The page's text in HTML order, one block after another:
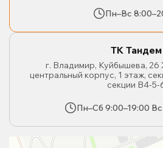
Пн–Вс
ТК Тандем
г. Владимир, Куйбышева,
центральный корпус, 1 этаж,
секции В4-5-
Пн–Сб 9:00–19:00